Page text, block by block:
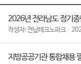
2026년 전라남도 정기종
전남테크노파크
지방공공기관 통합채용